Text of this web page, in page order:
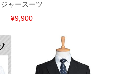
ジャースーツ
¥9,900